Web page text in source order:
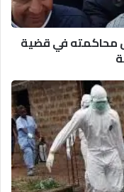
محاكمته في قضية